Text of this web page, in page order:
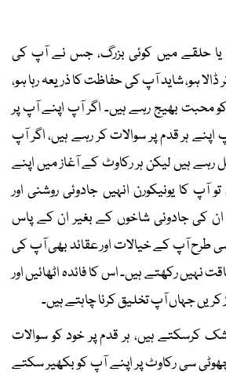
حلقے میں کوئی بزرگ، جس نے آپ کی
ہو، شاید آپ کی حفاظت کا ذریعہ رہا ہو،
محبت بھیج رہے ہیں۔ اگر آپ اپنے آپ پر
ہر قدم پر سوالات کر رہے ہیں، اگر آپ
رہے ہیں لیکن ہر رکاوٹ کے آغاز میں اپنے
آپ کا یونیکورن انہیں جادوئی روشنی اور
کی جادوئی شاخوں کے بغیر ان کے پاس
طرح آپ کے خیالات اور عقائد بھی آپ کی
نہیں رکھتے ہیں۔ اس کا فائدہ اٹھائیں اور
کریں جہاں آپ تخلیق کرنا چاہتے ہیں۔
کرسکتے ہیں، ہر قدم پر خود کو سوالات
سی رکاوٹ پر اپنے آپ کو بکھیر سکتے